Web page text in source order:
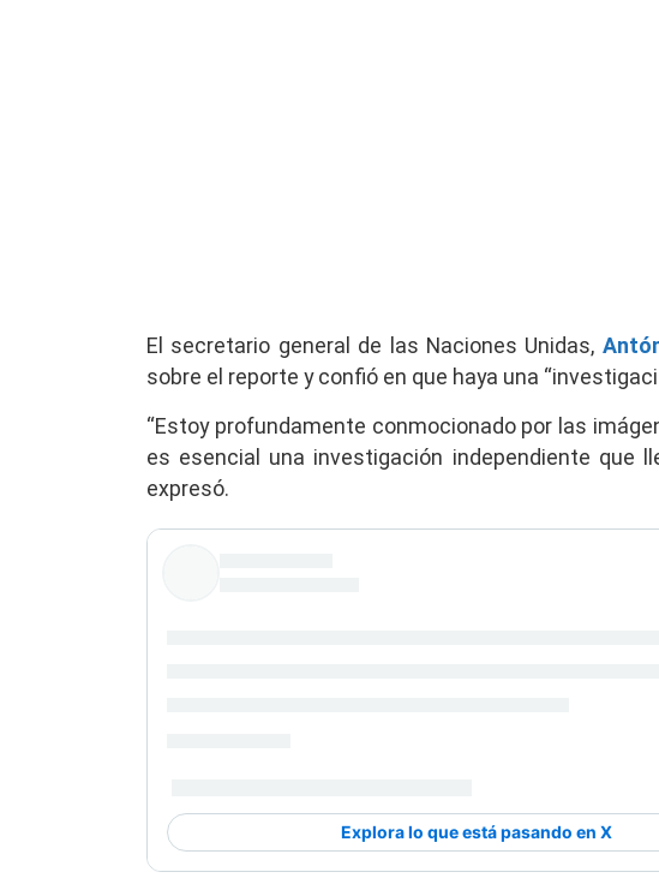
El secretario general de las Naciones Unidas,
sobre el reporte y confió en que haya una
“Estoy profundamente conmocionado por las
es esencial una investigación independiente que
expresó.